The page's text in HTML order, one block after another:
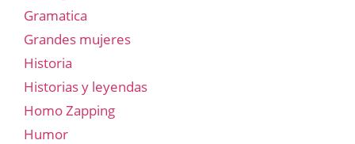
Gramatica
Grandes mujeres
Historia
Historias y leyendas
Homo Zapping
Humor